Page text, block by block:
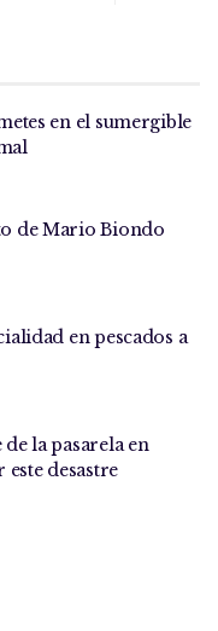
en el sumergible
de Mario Biondo
en pescados a
la pasarela en
desastre